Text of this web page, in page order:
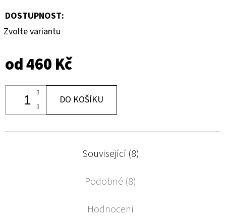
DOSTUPNOST:
Zvolte variantu
od460 Kč
DO KOŠÍKU
Související (8)
Podobné (8)
Hodnocení